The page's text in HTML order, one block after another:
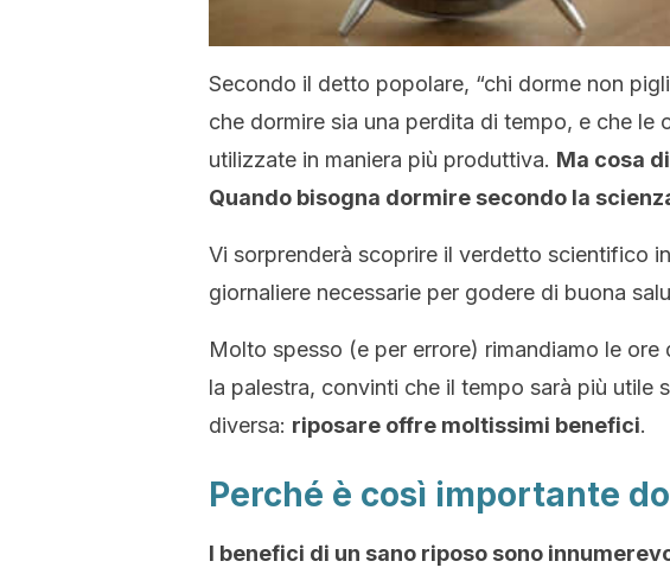
Secondo il detto popolare, “chi dorme non
che dormire sia una perdita di tempo, e che le
utilizzate in maniera più produttiva. Ma cosa
Quando bisogna dormire secondo la
Vi sorprenderà scoprire il verdetto scientifico
giornaliere necessarie per godere di buona
Molto spesso (e per errore) rimandiamo le
la palestra, convinti che il tempo sarà più utile
diversa: riposare offre moltissimi benefici.
Perché è così importante
I benefici di un sano riposo sono